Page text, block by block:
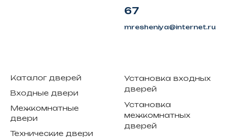
67
mresheniya@internet.ru
Каталог дверей
Входные двери
Межкомнатные
двери
Технические двери
Установка входных
дверей
Установка
межкомнатных
дверей